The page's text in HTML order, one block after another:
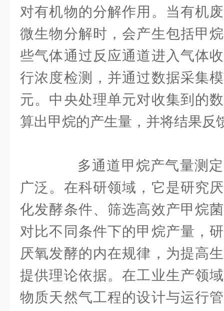
对有机物的分解作用。当有机
微生物分解时，会产生包括甲
些气体通过反应通道进入气体
行浓度检测，并通过数据采集
元。中央处理单元对收集到的
算出甲烷的产生量，并将结果反
多通道甲烷产气量测定
广泛。在科研领域，它是研究
化发酵条件、筛选高效产甲烷
对比不同条件下的甲烷产量，
厌氧发酵的内在规律，为提高
提供理论依据。在工业生产领
物质天然气工程的设计与运行